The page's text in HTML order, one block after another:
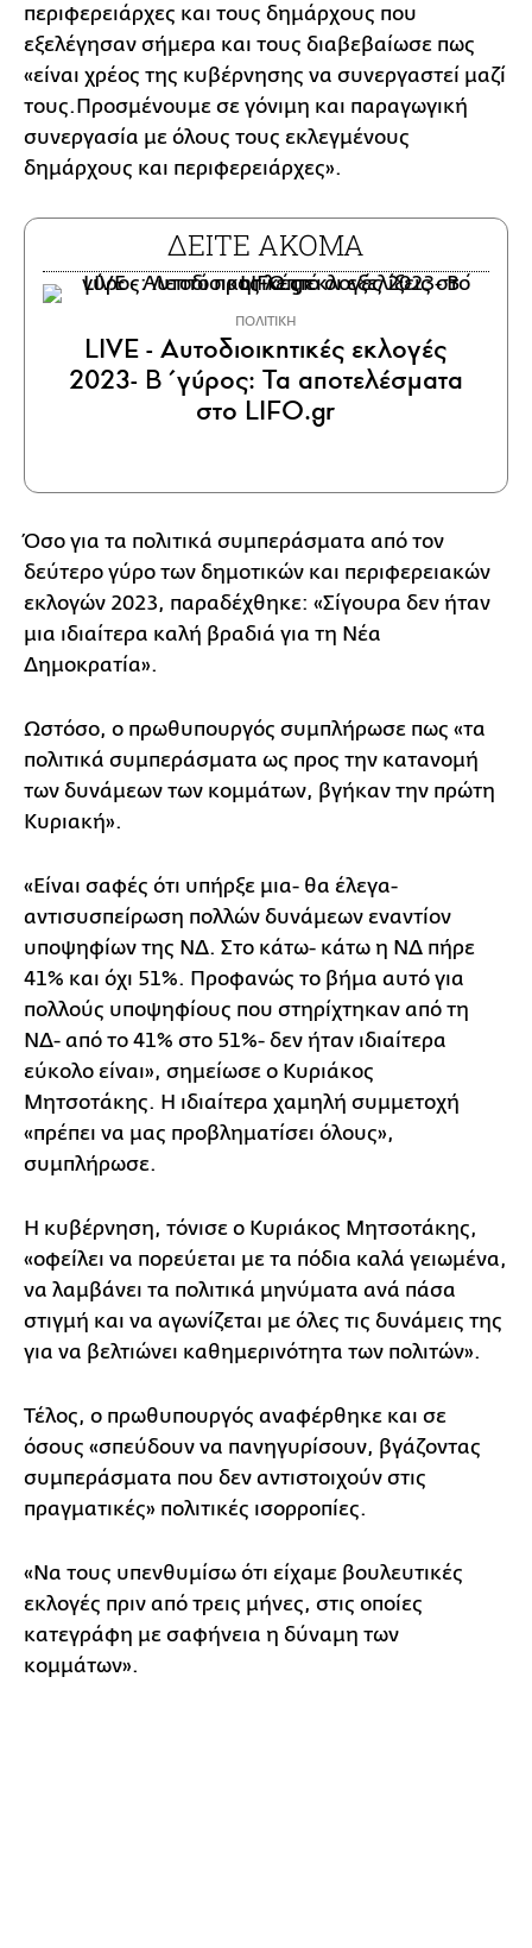
περιφερειάρχες και τους δημάρχους που
εξελέγησαν σήμερα και τους διαβεβαίωσε πως
«είναι χρέος της κυβέρνησης να συνεργαστεί μαζί
τους.Προσμένουμε σε γόνιμη και παραγωγική
συνεργασία με όλους τους εκλεγμένους
δημάρχους και περιφερειάρχες».
ΔΕΙΤΕ ΑΚΟΜΑ
ΠΟΛΙΤΙΚΗ
LIVE - Αυτοδιοικητικές εκλογές
2023- Β΄γύρος: Τα αποτελέσματα
στο LIFO.gr
Όσο για τα πολιτικά συμπεράσματα από τον
δεύτερο γύρο των δημοτικών και περιφερειακών
εκλογών 2023, παραδέχθηκε: «Σίγουρα δεν ήταν
μια ιδιαίτερα καλή βραδιά για τη Νέα
Δημοκρατία».
Ωστόσο, ο πρωθυπουργός συμπλήρωσε πως «τα
πολιτικά συμπεράσματα ως προς την κατανομή
των δυνάμεων των κομμάτων, βγήκαν την πρώτη
Κυριακή».
«Είναι σαφές ότι υπήρξε μια- θα έλεγα-
αντισυσπείρωση πολλών δυνάμεων εναντίον
υποψηφίων της ΝΔ. Στο κάτω- κάτω η ΝΔ πήρε
41% και όχι 51%. Προφανώς το βήμα αυτό για
πολλούς υποψηφίους που στηρίχτηκαν από τη
ΝΔ- από το 41% στο 51%- δεν ήταν ιδιαίτερα
εύκολο είναι», σημείωσε ο Κυριάκος
Μητσοτάκης. Η ιδιαίτερα χαμηλή συμμετοχή
«πρέπει να μας προβληματίσει όλους»,
συμπλήρωσε.
Η κυβέρνηση, τόνισε ο Κυριάκος Μητσοτάκης,
«οφείλει να πορεύεται με τα πόδια καλά γειωμένα,
να λαμβάνει τα πολιτικά μηνύματα ανά πάσα
στιγμή και να αγωνίζεται με όλες τις δυνάμεις της
για να βελτιώνει καθημερινότητα των πολιτών».
Τέλος, ο πρωθυπουργός αναφέρθηκε και σε
όσους «σπεύδουν να πανηγυρίσουν, βγάζοντας
συμπεράσματα που δεν αντιστοιχούν στις
πραγματικές» πολιτικές ισορροπίες.
«Να τους υπενθυμίσω ότι είχαμε βουλευτικές
εκλογές πριν από τρεις μήνες, στις οποίες
κατεγράφη με σαφήνεια η δύναμη των
κομμάτων».